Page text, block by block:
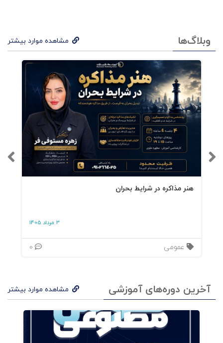
خروجی ها در مقابل نتایج
امتیازدهی در OKR
انواع نتایج کلیدی
نمودار استخوان ماهی
طوفان فکری
و....
وبلاگ‌ها مشاهده موارد بیشتر
هنر مذاکره در شرایط بحران
3 مرداد 1405
عمومی
آخرین دوره‌های آموزشی مشاهده موارد بیشتر